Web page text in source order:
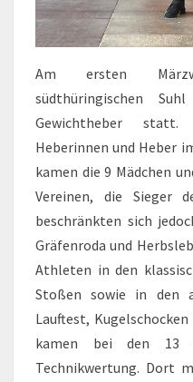
Am ersten
südthüringischen
Gewichtheber
Heberinnen und Heber
kamen die 9 Mädchen
Vereinen, die Sieger
beschränkten sich
Gräfenroda und
Athleten in den
Stoßen sowie in den
Lauftest, Kugelschocken
kamen bei den 13
Technikwertung. Dort